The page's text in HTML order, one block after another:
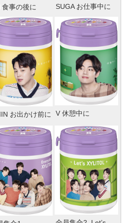
食事の後に SUGA お仕事中に
お出かけ前に V 休憩中に